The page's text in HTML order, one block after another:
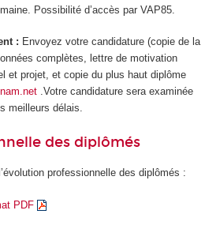
Possibilité d’accès par VAP85.
: Envoyez votre candidature (copie de la
complètes, lettre de motivation
et projet, et copie du plus haut diplôme
.Votre candidature sera examinée
meilleurs délais.
des diplômés
professionnelle des diplômés :
PDF